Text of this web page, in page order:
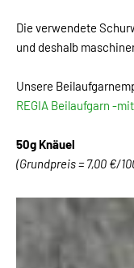
Die verwendete
und deshalb
Unsere
REGIA Beilaufgarn -
50g Knäuel
(Grundpreis = 7,00 €/